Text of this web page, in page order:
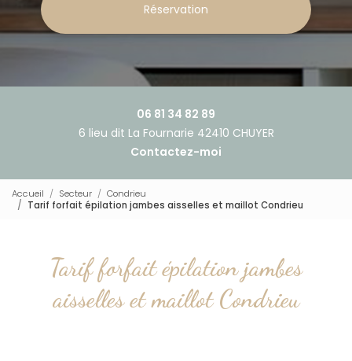
Réservation
06 81 34 82 89
6 lieu dit La Fournarie 42410 CHUYER
Contactez-moi
Accueil Secteur
Condrieu
Tarif forfait épilation jambes aisselles et maillot Condrieu
Tarif forfait épilation jambes
aisselles et maillot Condrieu